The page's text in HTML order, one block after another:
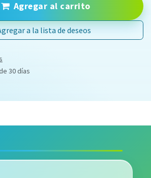
Agregar al carrito
a la lista de deseos
30 días